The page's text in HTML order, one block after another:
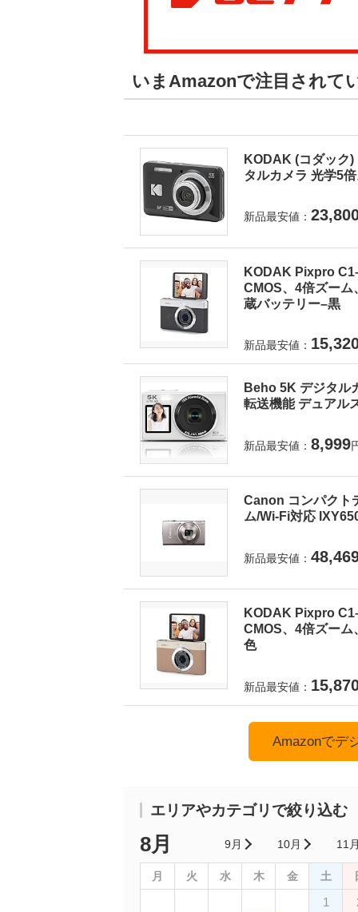
いまAmazonで注目されて
KODAK (コダック
タルカメラ 光学5
新品最安値：
KODAK Pixpro
CMOS、4倍ズー
蔵バッテリー–黒
新品最安値：
Beho 5K デジタル
転送機能 デュアル
新品最安値： 8,999
Canon コンパクト
ム/Wi-Fi対応
新品最安値：
KODAK Pixpro
CMOS、4倍ズー
色
新品最安値：
Amazonでデ
エリアやカテゴリで絞り込む
8月 9月 10月 11
月 火 水 木 金 土
1